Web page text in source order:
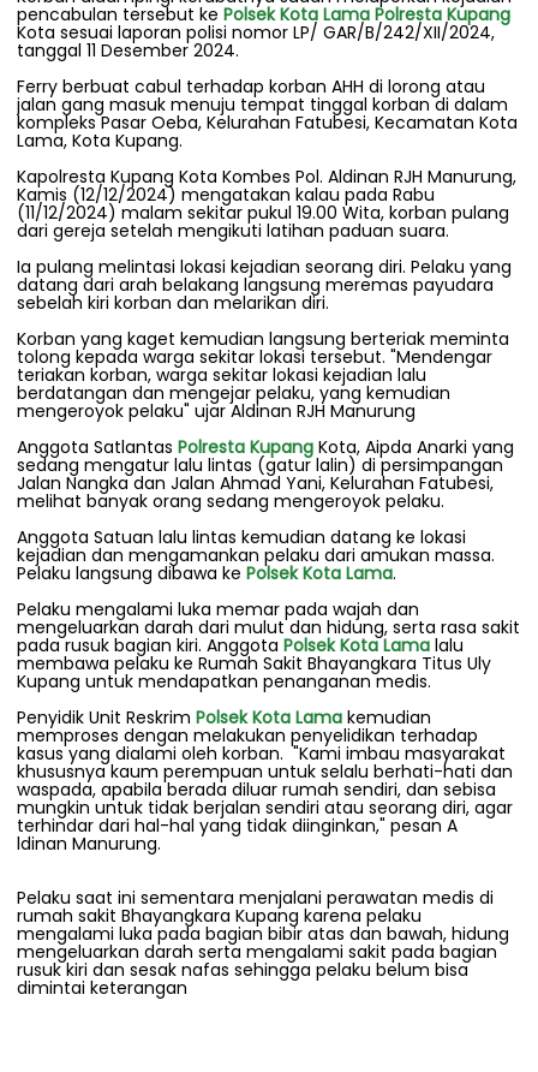
pencabulan tersebut ke Polsek Kota Lama Polresta Kupang
Kota sesuai laporan polisi nomor LP/ GAR/B/242/XII/2024,
tanggal 11 Desember 2024.
Ferry berbuat cabul terhadap korban AHH di lorong atau
jalan gang masuk menuju tempat tinggal korban di dalam
kompleks Pasar Oeba, Kelurahan Fatubesi, Kecamatan Kota
Lama, Kota Kupang.
Kapolresta Kupang Kota Kombes Pol. Aldinan RJH Manurung,
Kamis (12/12/2024) mengatakan kalau pada Rabu
(11/12/2024) malam sekitar pukul 19.00 Wita, korban pulang
dari gereja setelah mengikuti latihan paduan suara.
Ia pulang melintasi lokasi kejadian seorang diri. Pelaku yang
datang dari arah belakang langsung meremas payudara
sebelah kiri korban dan melarikan diri.
Korban yang kaget kemudian langsung berteriak meminta
tolong kepada warga sekitar lokasi tersebut. "Mendengar
teriakan korban, warga sekitar lokasi kejadian lalu
berdatangan dan mengejar pelaku, yang kemudian
mengeroyok pelaku" ujar Aldinan RJH Manurung
Anggota Satlantas Polresta Kupang Kota, Aipda Anarki yang
sedang mengatur lalu lintas (gatur lalin) di persimpangan
Jalan Nangka dan Jalan Ahmad Yani, Kelurahan Fatubesi,
melihat banyak orang sedang mengeroyok pelaku.
Anggota Satuan lalu lintas kemudian datang ke lokasi
kejadian dan mengamankan pelaku dari amukan massa.
Pelaku langsung dibawa ke Polsek Kota Lama.
Pelaku mengalami luka memar pada wajah dan
mengeluarkan darah dari mulut dan hidung, serta rasa sakit
pada rusuk bagian kiri. Anggota Polsek Kota Lama lalu
membawa pelaku ke Rumah Sakit Bhayangkara Titus Uly
Kupang untuk mendapatkan penanganan medis.
Penyidik Unit Reskrim Polsek Kota Lama kemudian
memproses dengan melakukan penyelidikan terhadap
kasus yang dialami oleh korban. "Kami imbau masyarakat
khususnya kaum perempuan untuk selalu berhati-hati dan
waspada, apabila berada diluar rumah sendiri, dan sebisa
mungkin untuk tidak berjalan sendiri atau seorang diri, agar
terhindar dari hal-hal yang tidak diinginkan," pesan A
ldinan Manurung.
Pelaku saat ini sementara menjalani perawatan medis di
rumah sakit Bhayangkara Kupang karena pelaku
mengalami luka pada bagian bibir atas dan bawah, hidung
mengeluarkan darah serta mengalami sakit pada bagian
rusuk kiri dan sesak nafas sehingga pelaku belum bisa
dimintai keterangan